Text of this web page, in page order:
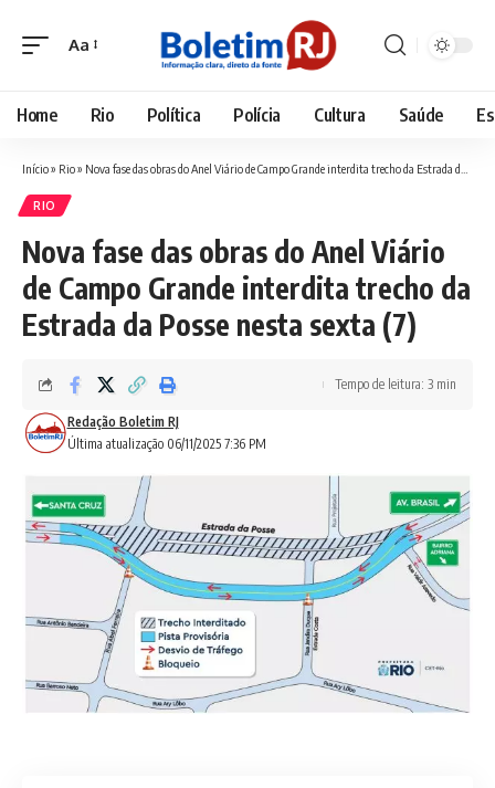
Font
Aa
Home Rio Política Polícia Cultura Saúde
Início» Rio» Nova fase das obras do Anel Viário de Campo Grande interdita trecho da Estrada da Posse nesta sexta (7)
RIO
Nova fase das obras do Anel Viário
de Campo Grande interdita trecho da
Estrada da Posse nesta sexta (7)
Última atualização 06/11/2025 7:36 PM
Redação Boletim RJ
Tempo de leitura: 3 min